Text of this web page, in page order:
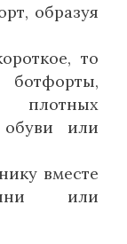
образуя
то
плотных
или
вместе
или